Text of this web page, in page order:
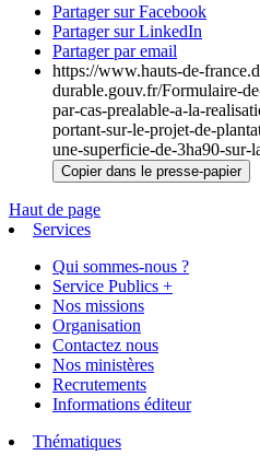
Partager sur Facebook
Partager sur LinkedIn
Partager par email
https://www.hauts-de-
durable.gouv.fr/Formulaire-
par-cas-prealable-a-la-
portant-sur-le-projet-de-
une-superficie-de-3ha90-sur-
Copier dans le presse-papier
Haut de page
Services
Qui sommes-nous ?
Service Publics +
Nos missions
Organisation
Contactez nous
Nos ministères
Recrutements
Informations éditeur
Thématiques